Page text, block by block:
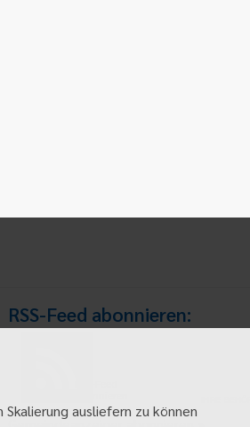
RSS-Feed abonnieren:
ausliefern zu können